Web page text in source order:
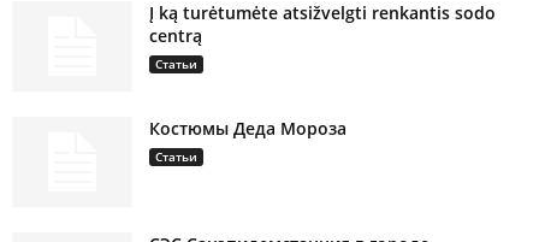
Į ką turėtumėte atsižvelgti renkantis sodo
centrą
Статьи
Костюмы Деда Мороза
Статьи